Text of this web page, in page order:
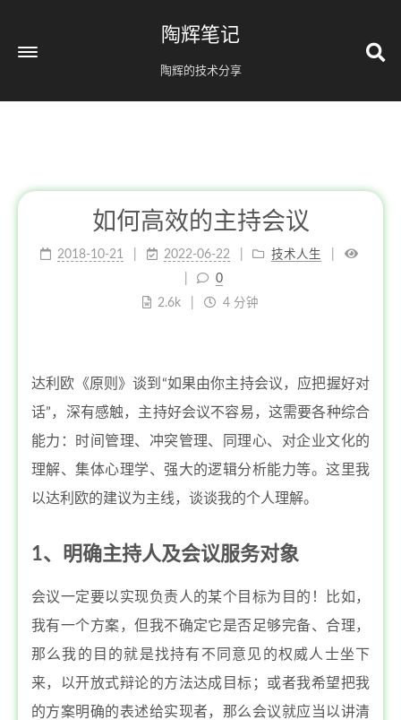
陶辉笔记
陶辉的技术分享
如何高效的主持会议
2018-10-21 2022-06-22
技术人生
0
2.6k
4 分钟
达利欧《原则》谈到“如果由你主持会议，应把握好对
话”，深有感触，主持好会议不容易，这需要各种综合
能力：时间管理、冲突管理、同理心、对企业文化的
理解、集体心理学、强大的逻辑分析能力等。这里我
以达利欧的建议为主线，谈谈我的个人理解。
1、明确主持人及会议服务对象
会议一定要以实现负责人的某个目标为目的！比如，
我有一个方案，但我不确定它是否足够完备、合理，
那么我的目的就是找持有不同意见的权威人士坐下
来，以开放式辩论的方法达成目标；或者我希望把我
的方案明确的表述给实现者，那么会议就应当以讲清